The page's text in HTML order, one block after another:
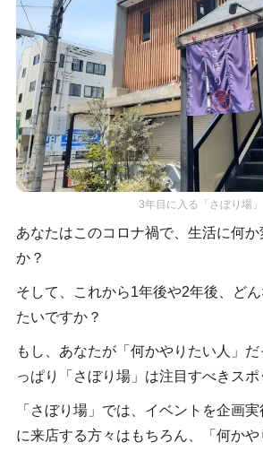
3年目に入る「さぼり場」
あなたはこのコロナ禍で、生活に何
か？
そして、これから1年後や2年後、ど
たいですか？
もし、あなたが「何かやりたい人」
っぱり「さぼり場」は注目すべきスポ
「さぼり場」では、イベントを企画
に来店する方々はもちろん、「何か